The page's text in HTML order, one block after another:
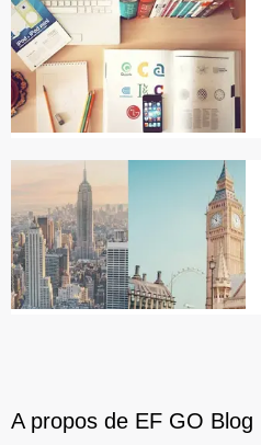
A propos de EF GO Blog